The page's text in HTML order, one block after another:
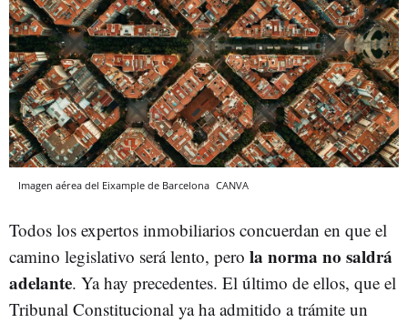
Imagen aérea del Eixample de Barcelona CANVA
Todos los expertos inmobiliarios concuerdan en que el
camino legislativo será lento, pero la norma no saldrá
adelante. Ya hay precedentes. El último de ellos, que el
Tribunal Constitucional ya ha admitido a trámite un